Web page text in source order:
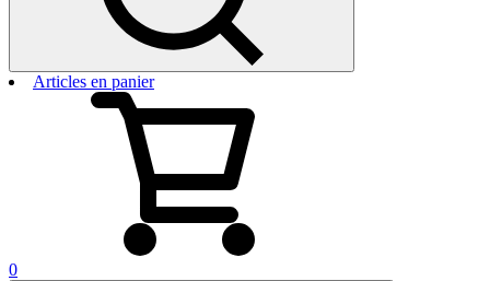
Articles en panier
0